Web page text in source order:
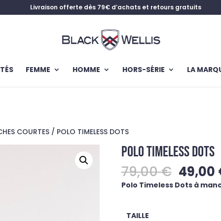
Livraison offerte dès 79€ d’achats et retours gratuits
FEMME HOMME HORS-SÉRIE LA
COURTES / POLO TIMELESS DOTS
POLO TIMELESS DOTS
79,00€ Le
prix
49,00
Polo Timeless Dots à
TAILLE